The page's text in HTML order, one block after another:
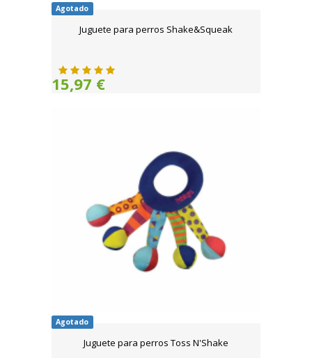
Agotado
Juguete para perros Shake&Squeak
15,97 €
Agotado
Juguete para perros Toss N'Shake